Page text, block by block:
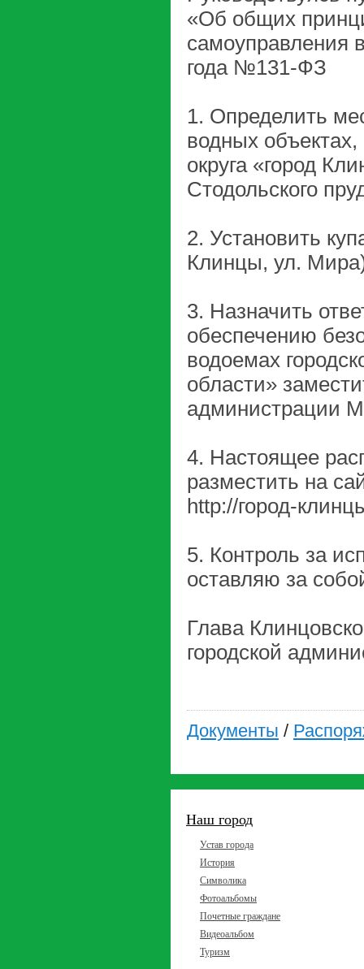
«Об общих
самоуправления
года №131-ФЗ
1. Определить
водных объектах,
округа «город
Стодольского
2. Установить
Клинцы, ул. Мира)
3. Назначить
обеспечению
водоемах
области»
администрации
4. Настоящее
разместить на
http://город-
5. Контроль за
оставляю за
Глава
Документы /
Наш город
Устав города
История
Символика
Фотоальбомы
Почетные граждане
Видеоальбом
Туризм